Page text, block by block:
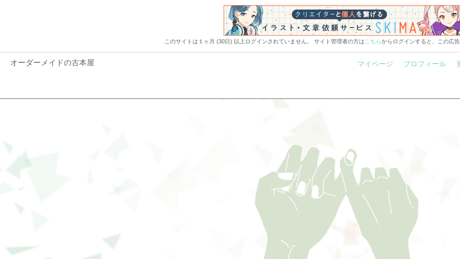
このサイトは１ヶ月 (30日) 以上ログインされていません。 サイト管理者の方は こちらからログインすると、この広
オーダーメイドの古本屋 マイページ プロフィール